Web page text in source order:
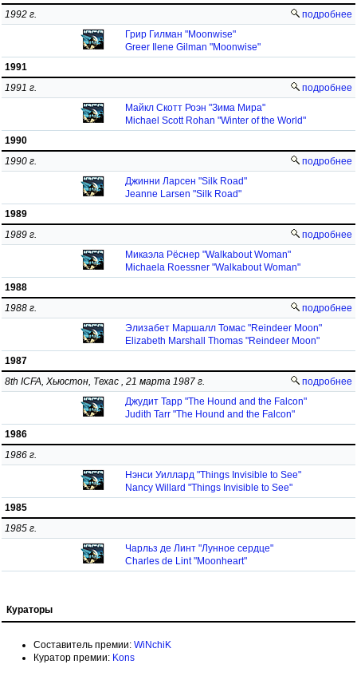
подробнее
1992 г.
Грир Гилман "Moonwise"
Greer Ilene Gilman "Moonwise"
1991
подробнее
1991 г.
Майкл Скотт Роэн "Зима Мира"
Michael Scott Rohan "Winter of the World"
1990
подробнее
1990 г.
Джинни Ларсен "Silk Road"
Jeanne Larsen "Silk Road"
1989
подробнее
1989 г.
Микаэла Рёснер "Walkabout Woman"
Michaela Roessner "Walkabout Woman"
1988
подробнее
1988 г.
Элизабет Маршалл Томас "Reindeer Moon"
Elizabeth Marshall Thomas "Reindeer Moon"
1987
подробнее
8th ICFA, Хьюстон, Техас , 21 марта 1987 г.
Джудит Тарр "The Hound and the Falcon"
Judith Tarr "The Hound and the Falcon"
1986
1986 г.
Нэнси Уиллард "Things Invisible to See"
Nancy Willard "Things Invisible to See"
1985
1985 г.
Чарльз де Линт "Лунное сердце"
Charles de Lint "Moonheart"
Кураторы
Составитель премии: WiNchiK
Куратор премии: Kons